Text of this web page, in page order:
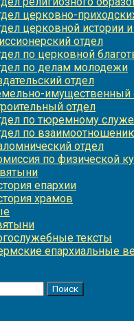
церковно-
церковной истории
отдел
по церковной
по делам молодежи
отдел
имущественный
отдел
по тюремному
по
отдел
по физической
епархии
храмов
тексты
епархиальные